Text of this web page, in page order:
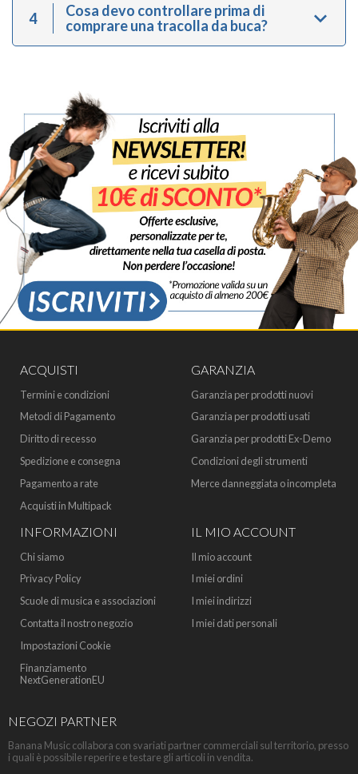
4
Cosa devo controllare prima di
comprare una tracolla da buca?
ACQUISTI
Termini e condizioni
Metodi di Pagamento
Diritto di recesso
Spedizione e consegna
Pagamento a rate
Acquisti in Multipack
GARANZIA
Garanzia per prodotti nuovi
Garanzia per prodotti usati
Garanzia per prodotti Ex-Demo
Condizioni degli strumenti
Merce danneggiata o incompleta
INFORMAZIONI
Chi siamo
Privacy Policy
Scuole di musica e associazioni
Contatta il nostro negozio
Impostazioni Cookie
Finanziamento
NextGenerationEU
IL MIO ACCOUNT
Il mio account
I miei ordini
I miei indirizzi
I miei dati personali
NEGOZI PARTNER
Banana Music collabora con svariati partner commerciali sul territorio, presso
i quali è possibile reperire e testare gli articoli in vendita.